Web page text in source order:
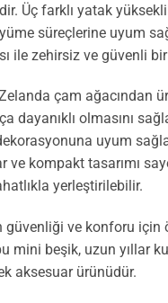
Üç farklı yatak
süreçlerine uyum
ile zehirsiz ve güvenli
çam ağacından
dayanıklı olmasını
uyum
ve kompakt tasarımı
yerleştirilebilir.
güvenliği ve konforu için
mini beşik, uzun yıllar
aksesuar ürünüdür.